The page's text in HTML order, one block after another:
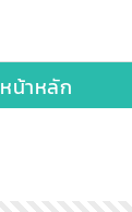
หน้าหลัก